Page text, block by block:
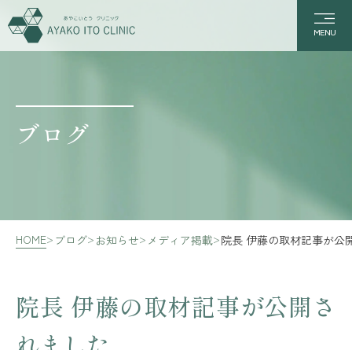
MENU
ブログ
HOME ブログ お知らせ メディア掲載 院長 伊藤の取材記事が公
院長 伊藤の取材記事が公開さ